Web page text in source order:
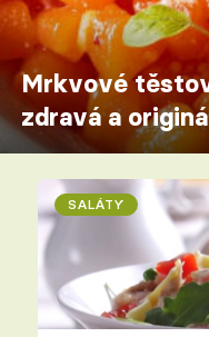
Mrkvové
zdravá a
SALÁTY